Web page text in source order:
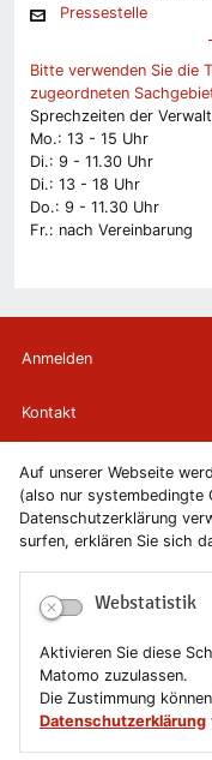
Auf unserer Webseite
(also nur systembedingte
Datenschutzerklärung
surfen, erklären Sie sich
Webstatistik
Aktivieren Sie diese
Matomo zuzulassen.
Die Zustimmung
Datenschutzerklärung
Pressestelle
Bitte verwenden Sie die
zugeordneten
Sprechzeiten der
Mo.: 13 - 15 Uhr
Di.: 9 - 11.30 Uhr
Di.: 13 - 18 Uhr
Do.: 9 - 11.30 Uhr
Fr.: nach Vereinbarung
Anmelden
Kontakt
Newsletter
Newsletterabmeldung
Impressum
Datenschutzerklärung
Erklärung zur
Leichte Sprache